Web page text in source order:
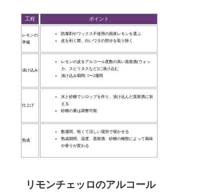
工程 ポイント
レモンの
準備
防腐剤やワックス不使用の国産レモンを選ぶ
皮を剥く際、白いワタの部分を取り除く
漬け込み
レモンの皮をアルコール度数の高い蒸留酒(ウォッ
カ、スピリタスなど)に漬け込む
漬け込み期間: 1〜2週間
仕上げ
水と砂糖でシロップを作り、漬け込んだ蒸留酒に加
える
砂糖の量は調整可能
熟成
数週間、暗くて涼しい場所で寝かせる
熟成期間、温度、蒸留酒、砂糖の種類によって風味
や香りが変わる
リモンチェッロのアルコール